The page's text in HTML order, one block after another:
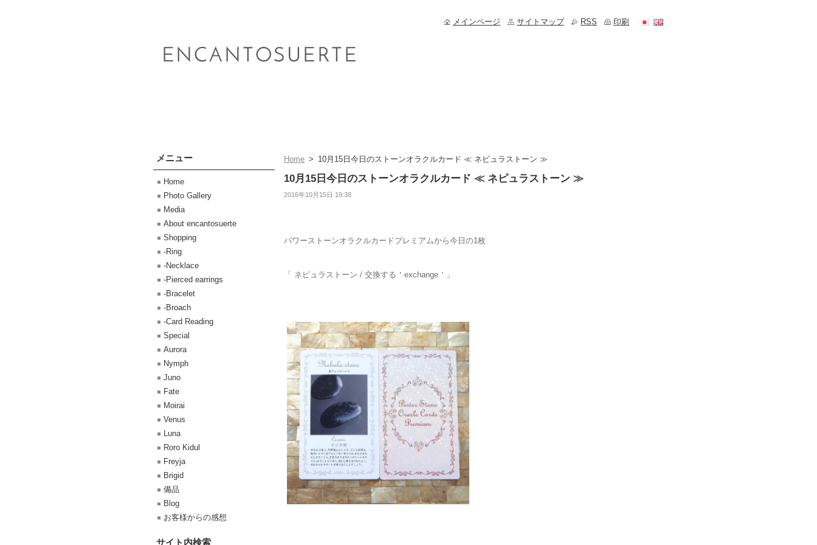
Home > 10月15日今日のストーンオラクルカード ≪ ネピュラストーン ≫
10月15日今日のストーンオラクルカード ≪ ネピュラストーン ≫
2016年10月15日 19:38
パワーストーンオラクルカードプレミアムから今日の1枚
「 ネピュラストーン / 交換する＇exchange＇」
メニュー
Home
Photo Gallery
Media
About encantosuerte
Shopping
-Ring
-Necklace
-Pierced earrings
-Bracelet
-Broach
-Card Reading
Special
Aurora
Nymph
Juno
Fate
Moirai
Venus
Luna
Roro Kidul
Freyja
Brigid
備品
Blog
お客様からの感想
サイト内検索
メインページ サイトマップ RSS 印刷